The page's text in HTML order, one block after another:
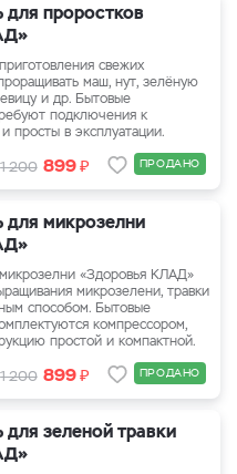
проростков
свежих
маш, нут, зелёную
и др. Бытовые
подключения к
просты в эксплуатации.
1 200 899₽ ПРОДАНО
для микрозелни
«Здоровья КЛАД»
микрозелени, травки
способом. Бытовые
компрессором,
простой и компактной.
1 200 899₽ ПРОДАНО
зеленой травки